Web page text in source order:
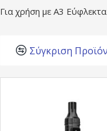
Για χρήση με A3
Σύγκριση